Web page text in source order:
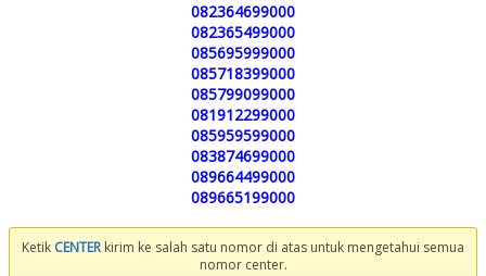
082364699000
082365499000
085695999000
085718399000
085799099000
081912299000
085959599000
083874699000
089664499000
089665199000
Ketik CENTER kirim ke salah satu nomor di atas untuk mengetahui semua
nomor center.